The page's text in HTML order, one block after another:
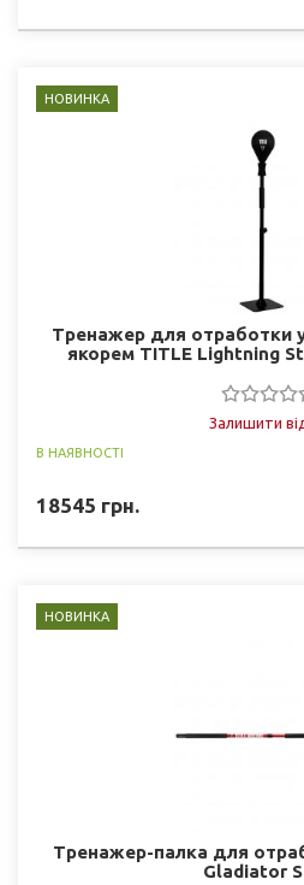
НОВИНКА
Тренажер для отработки
якорем TITLE Lightning
Залишити
В НАЯВНОСТІ
18545 грн.
НОВИНКА
Тренажер-палка для
Gladiator